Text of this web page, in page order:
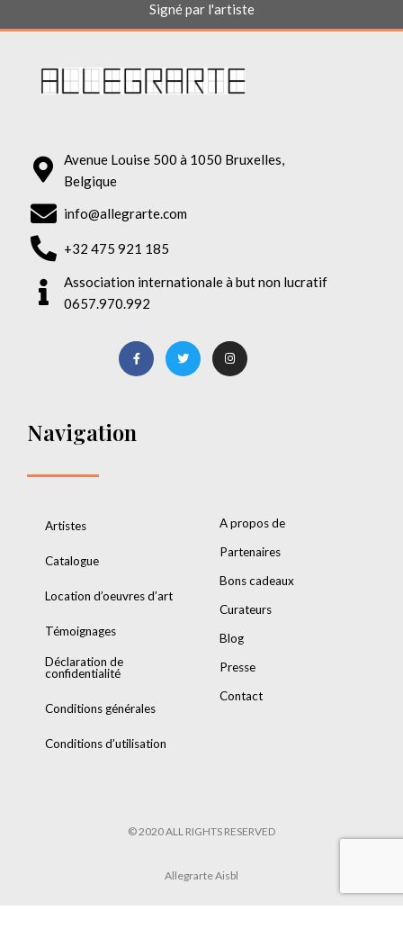
Signé par l'artiste
Avenue Louise 500 à 1050 Bruxelles,
Belgique
info@allegrarte.com
+32 475 921 185
Association internationale à but non lucratif
0657.970.992
Navigation
Artistes
Catalogue
Location d’oeuvres d’art
Témoignages
Déclaration de
confidentialité
Conditions générales
Conditions d’utilisation
A propos de
Partenaires
Bons cadeaux
Curateurs
Blog
Presse
Contact
© 2020 ALL RIGHTS RESERVED
Allegrarte Aisbl